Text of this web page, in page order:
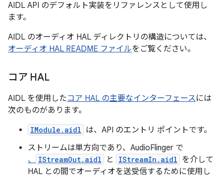
AIDL API のデフォルト実装をリファレンスとして使用し
ます。
AIDL のオーディオ HAL ディレクトリの構造については、
オーディオ HAL README ファイルをご覧ください。
コア HAL
AIDL を使用したコア HAL の主要なインターフェースには
次のものがあります。
IModule.aidl は、API のエントリ ポイントです。
ストリームは単方向であり、AudioFlinger で
、
IStreamOut.aidl と IStreamIn.aidl を介して
HAL との間でオーディオを送受信するために使用し